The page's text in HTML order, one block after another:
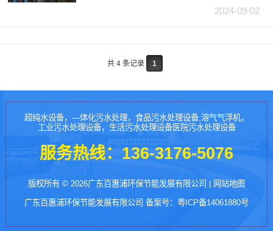
属（如铜、镍）、有机物、酸碱物质等，因
2024-09-02
共 4 条记录 1
超纯水设备，—体化污水处理，食品污水处理设备,溶气气浮机，
工业污水处理设备，生活污水处理设备医院污水处理设备
服务热线：136-3176-5076
版权所有 © 2026广东百惠浦环保节能发展有限公司 | 网站地图
广东百惠浦环保节能发展有限公司 备案号： 粤ICP备14061880号